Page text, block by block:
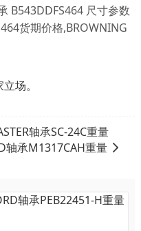
B543DDFS464 尺寸参数
货期价格,BROWNING
场。
轴承SC-24C重量
轴承M1317CAH重量